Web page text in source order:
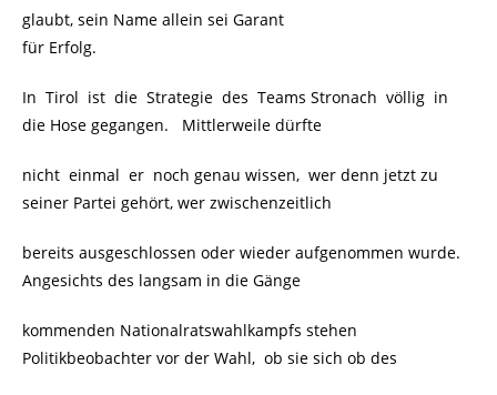
glaubt, sein Name allein sei Garant
für Erfolg.
In Tirol ist die Strategie des Teams Stronach völlig in
die Hose gegangen. Mittlerweile dürfte
nicht einmal er noch genau wissen, wer denn jetzt zu
seiner Partei gehört, wer zwischenzeitlich
bereits ausgeschlossen oder wieder aufgenommen wurde.
Angesichts des langsam in die Gänge
kommenden Nationalratswahlkampfs stehen
Politikbeobachter vor der Wahl, ob sie sich ob des